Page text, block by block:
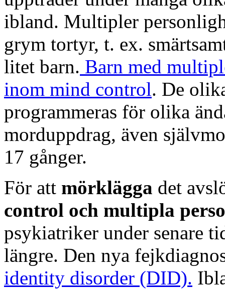
ibland. Multipler
grym tortyr, t. ex.
litet barn. Barn med
inom mind control. De
programmeras för olika
morduppdrag, även
17 gånger.
För att mörklägga det
control och multipla
psykiatriker under senare
längre. Den nya
identity disorder (DID).